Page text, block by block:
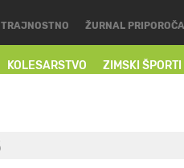
KOLESARSTVO ZIMSKI ŠPORTI
TRAJNOSTNO ŽURNAL PRIPOROČA